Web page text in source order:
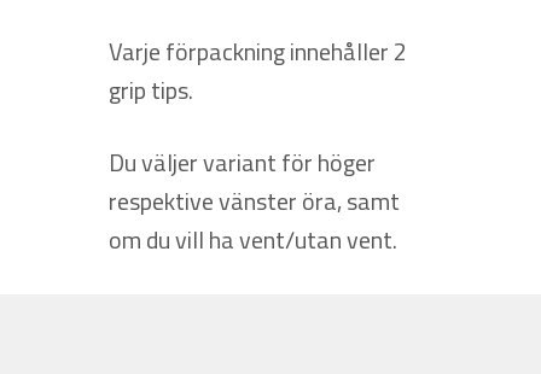
Varje förpackning innehåller 2
grip tips.
Du väljer variant för höger
respektive vänster öra, samt
om du vill ha vent/utan vent.